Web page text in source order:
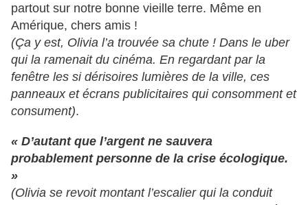
partout sur notre bonne vieille terre. Même en
Amérique, chers amis !
(Ça y est, Olivia l’a trouvée sa chute ! Dans le uber
qui la ramenait du cinéma. En regardant par la
fenêtre les si dérisoires lumières de la ville, ces
panneaux et écrans publicitaires qui consomment et
consument).
« D’autant que l’argent ne sauvera
probablement personne de la crise écologique.
»
(Olivia se revoit montant l’escalier qui la conduit